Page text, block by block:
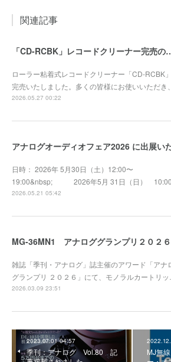
関連記事
「CD-RCBK」レコ
ローラー粘着式レコードクリーナー「CD-RCBK
完売いたしました。多くの皆様にお使いいただき
2026.05.27 00:22
日時： 2026年 5月30日（土）12:00〜
19:00&nbsp; 2026年5月 31日（日）
2026.05.21 05:42
雑誌「季刊・アナログ」誌主催のアワード「アナ
グランプリ ２０２６」にて、モノラルカートリッ…
2026.03.09 23:51
2023.07.01 04:57
季刊：アナログ Vol.80 記
MJ無